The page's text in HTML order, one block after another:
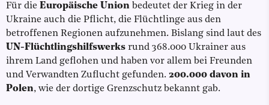
Für die Europäische Union bedeutet der Krieg in der
Ukraine auch die Pflicht, die Flüchtlinge aus den
betroffenen Regionen aufzunehmen. Bislang sind laut des
UN-Flüchtlingshilfswerks rund 368.000 Ukrainer aus
ihrem Land geflohen und haben vor allem bei Freunden
und Verwandten Zuflucht gefunden. 200.000 davon in
Polen, wie der dortige Grenzschutz bekannt gab.